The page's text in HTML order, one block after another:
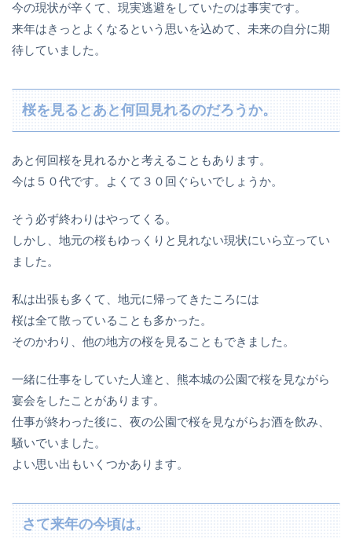
今の現状が辛くて、現実逃避をしていたのは事実です。
来年はきっとよくなるという思いを込めて、未来の自分に期
待していました。
桜を見るとあと何回見れるのだろうか。
あと何回桜を見れるかと考えることもあります。
今は５０代です。よくて３０回ぐらいでしょうか。
そう必ず終わりはやってくる。
しかし、地元の桜もゆっくりと見れない現状にいら立ってい
ました。
私は出張も多くて、地元に帰ってきたころには
桜は全て散っていることも多かった。
そのかわり、他の地方の桜を見ることもできました。
一緒に仕事をしていた人達と、熊本城の公園で桜を見ながら
宴会をしたことがあります。
仕事が終わった後に、夜の公園で桜を見ながらお酒を飲み、
騒いでいました。
よい思い出もいくつかあります。
さて来年の今頃は。